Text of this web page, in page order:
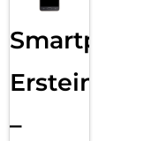
Smartphone
–